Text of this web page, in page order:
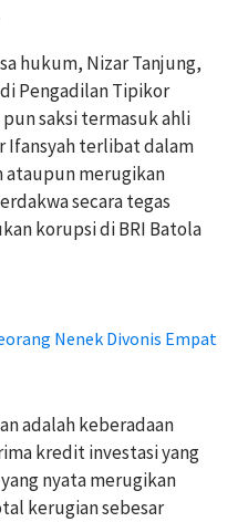
hukum, Nizar Tanjung,
Pengadilan Tipikor
saksi termasuk ahli
Ifansyah terlibat dalam
ataupun merugikan
secara tegas
korupsi di BRI Batola
Nenek Divonis Empat
adalah keberadaan
kredit investasi yang
nyata merugikan
kerugian sebesar